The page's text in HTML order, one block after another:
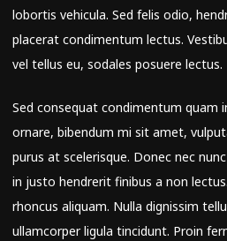
lobortis vehicula. Sed felis odio,
placerat condimentum lectus.
vel tellus eu, sodales posuere lectus.
Sed consequat condimentum quam
ornare, bibendum mi sit amet,
purus at scelerisque. Donec nec
in justo hendrerit finibus a non
rhoncus aliquam. Nulla dignissim
ullamcorper ligula tincidunt. Proin